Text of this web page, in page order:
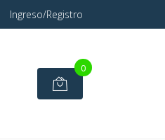
Ingreso/Registro
0